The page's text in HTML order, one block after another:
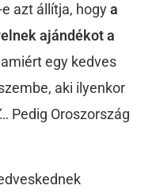
azt állítja, hogya
ajándékot a
egy kedves
aki ilyenkor
… Pedig Oroszország